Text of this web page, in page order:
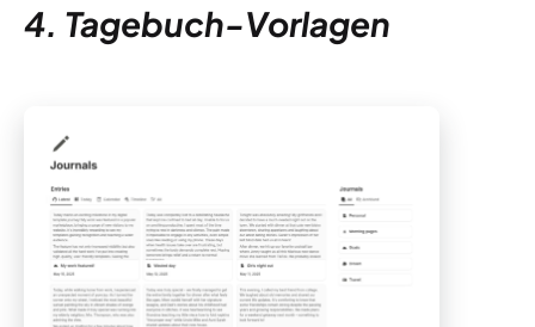
4. Tagebuch-Vorlagen